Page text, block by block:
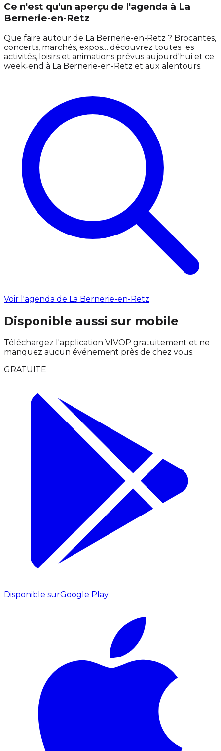
Ce n'est qu'un aperçu de l'agenda à La
Bernerie-en-Retz
Que faire autour de La Bernerie-en-Retz ? Brocantes,
concerts, marchés, expos… découvrez toutes les
activités, loisirs et animations prévus aujourd'hui et ce
week‑end à La Bernerie-en-Retz et aux alentours.
Voir l'agenda de La Bernerie-en-Retz
Disponible aussi sur mobile
Téléchargez l'application VIVOP gratuitement et ne
manquez aucun événement près de chez vous.
GRATUITE
Disponible surGoogle Play